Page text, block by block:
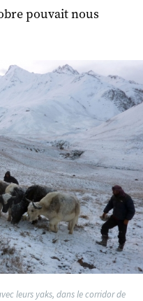
pouvait nous
leurs yaks, dans le corridor de